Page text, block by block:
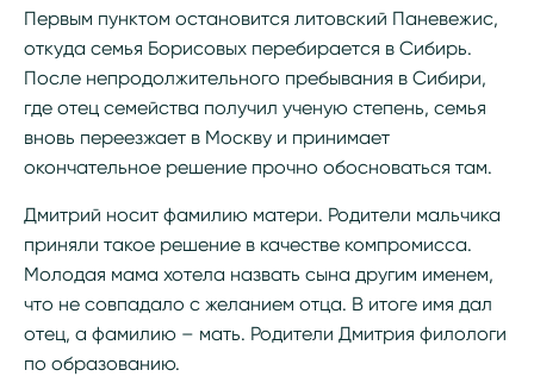
Первым пунктом остановится литовский Паневежис,
откуда семья Борисовых перебирается в Сибирь.
После непродолжительного пребывания в Сибири,
где отец семейства получил ученую степень, семья
вновь переезжает в Москву и принимает
окончательное решение прочно обосноваться там.
Дмитрий носит фамилию матери. Родители мальчика
приняли такое решение в качестве компромисса.
Молодая мама хотела назвать сына другим именем,
что не совпадало с желанием отца. В итоге имя дал
отец, а фамилию – мать. Родители Дмитрия филологи
по образованию.